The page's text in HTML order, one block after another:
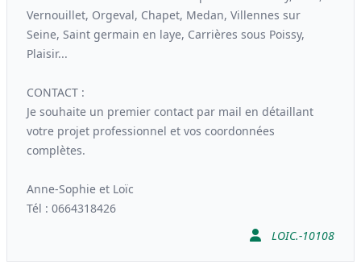
Vernouillet, Orgeval, Chapet, Medan, Villennes sur
Seine, Saint germain en laye, Carrières sous Poissy,
Plaisir...
CONTACT :
Je souhaite un premier contact par mail en détaillant
votre projet professionnel et vos coordonnées
complètes.
Anne-Sophie et Loïc
Tél : 0664318426
LOIC.-10108